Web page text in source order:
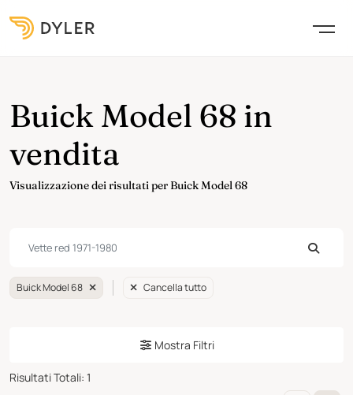
Buick Model 68 in
vendita
Visualizzazione dei risultati per Buick Model 68
Buick Model 68 Cancella tutto
Mostra Filtri
Risultati Totali: 1